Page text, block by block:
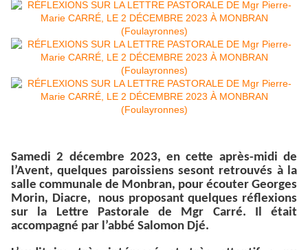
Samedi 2 décembre 2023, en cette après-midi de
l’Avent, quelques paroissiens sesont retrouvés à la
salle communale de Monbran, pour écouter Georges
Morin, Diacre, nous proposant quelques réflexions
sur la Lettre Pastorale de Mgr Carré. Il était
accompagné par l’abbé Salomon Djé.